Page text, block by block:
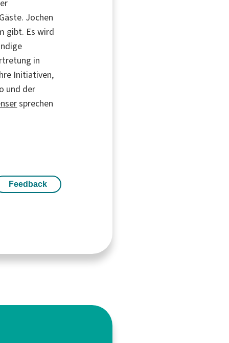
Jochen
gibt. Es wird
in
Initiativen,
und der
sprechen
Feedback